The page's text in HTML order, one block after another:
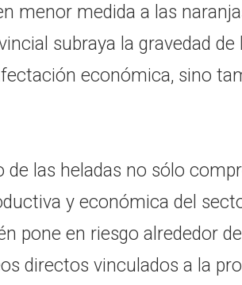
menor medida a las
subraya la gravedad de
económica, sino
de las heladas no sólo
y económica del
pone en riesgo alrededor
directos vinculados a la